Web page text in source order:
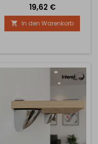
Fachböden kann auf 3
Arten eingestellt werden -
vertikal, horizontal und es
ist auch möglich, die
ändern.
Preis
19,62 €
 In den Warenkorb